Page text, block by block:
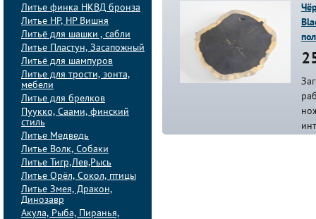
Литье финка НКВД бронза
Литье НР, НР Вишня
Литьё для шашки , сабли
Литье Пластун, Засапожный
Литьё для шампуров
Литье для трости, зонта,
мебели
Литье для брелков
Пуукко, Саами, финский
стиль
Литье Медведь
Литье Волк, Собаки
Литье Тигр,Лев,Рысь
Литье Орёл, Сокол, птицы
Литье Змея, Дракон,
Динозавр
Акула, Рыба, Пиранья,